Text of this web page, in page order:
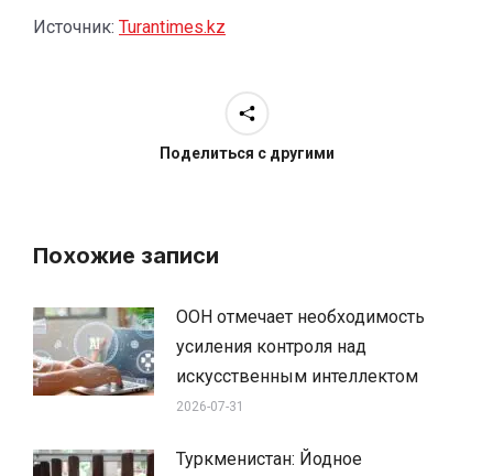
Источник: Turantimes.kz
Поделиться с другими
Похожие записи
ООН отмечает необходимость
усиления контроля над
искусственным интеллектом
2026-07-31
Туркменистан: Йодное